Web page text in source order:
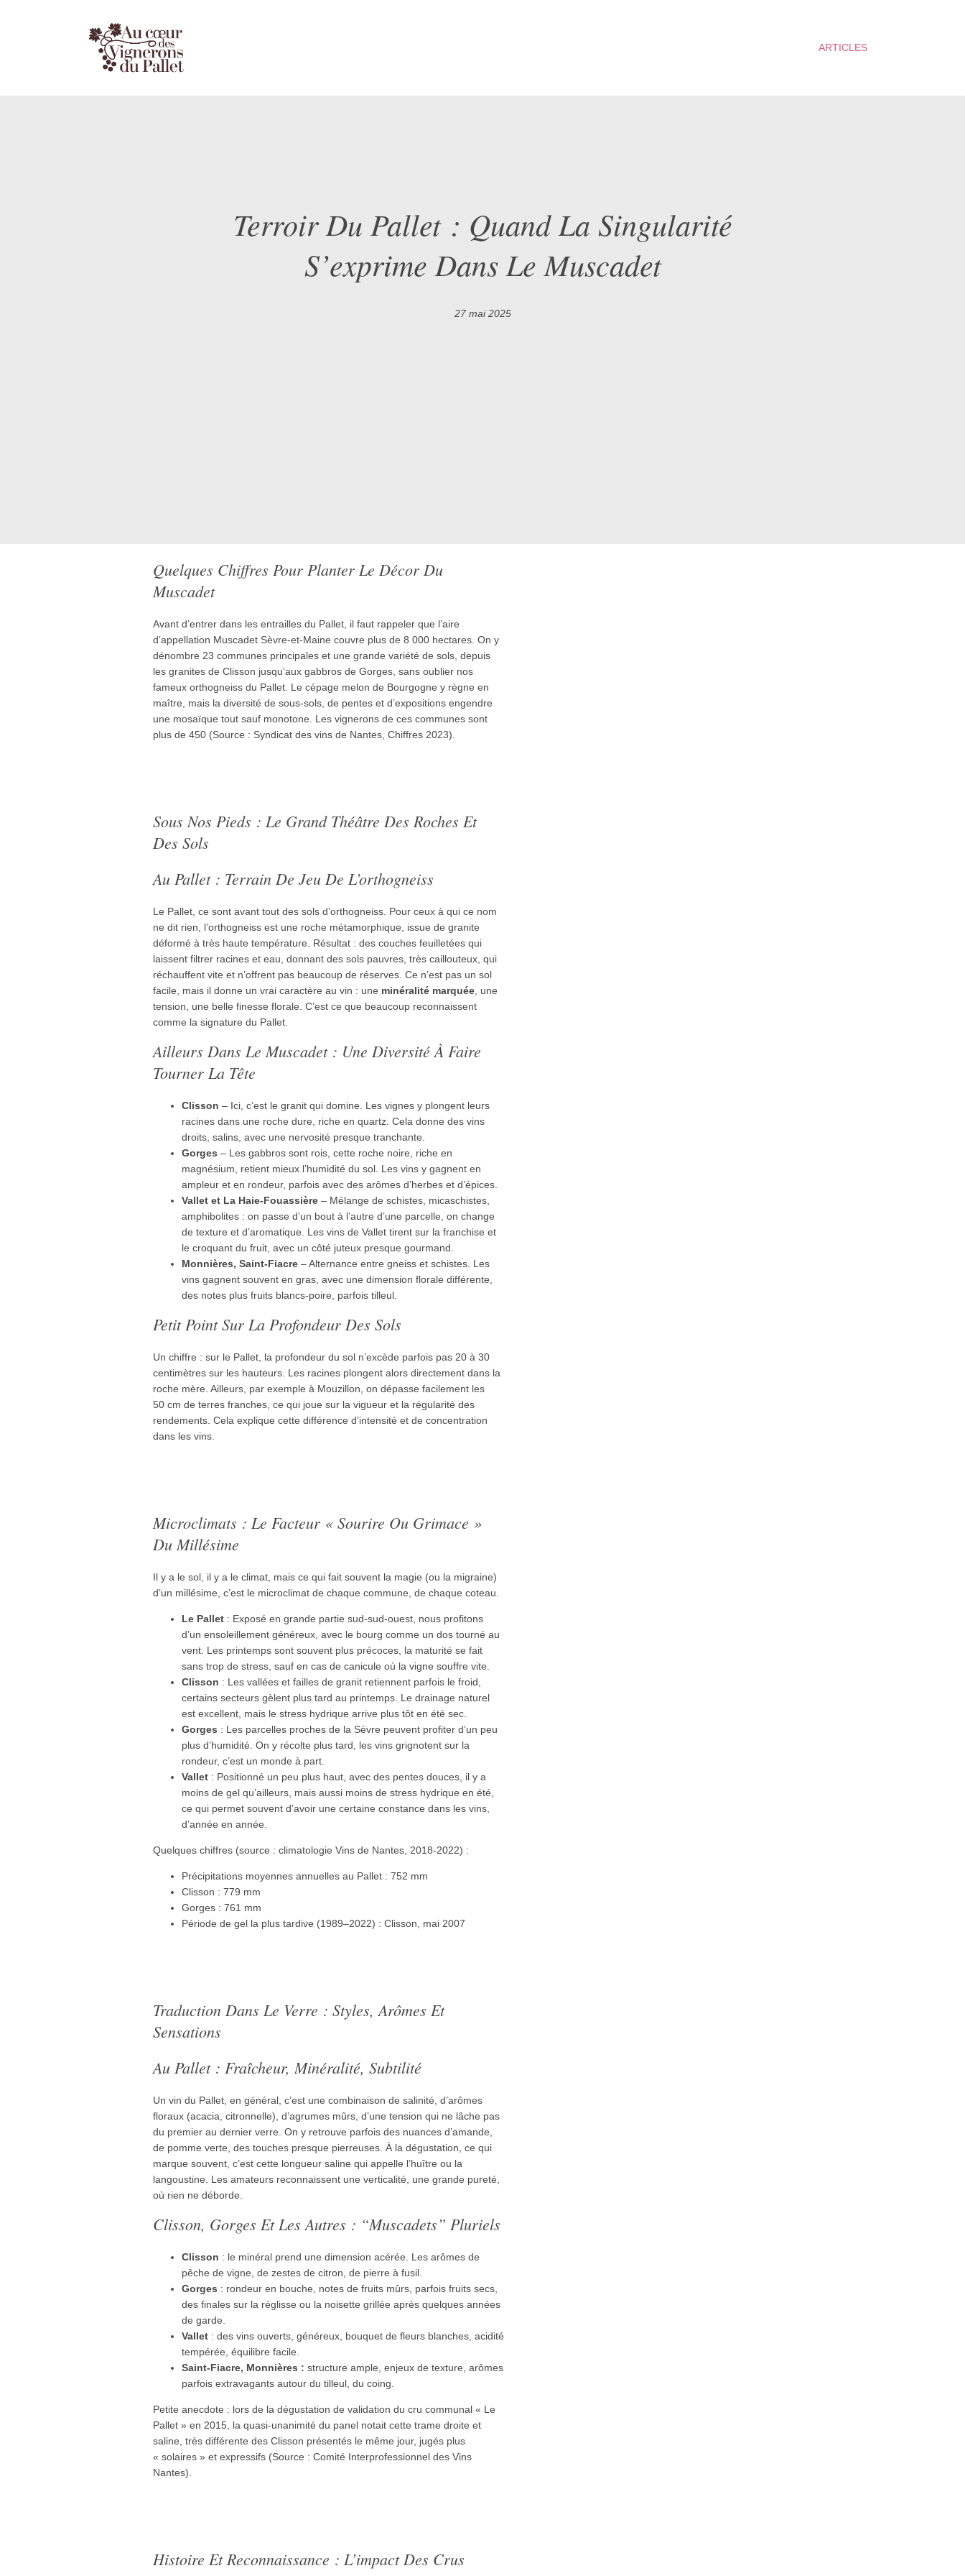
ARTICLES
Terroir Du Pallet : Quand La Singularité
S’exprime Dans Le Muscadet
27 mai 2025
Quelques Chiffres Pour Planter Le Décor Du
Muscadet
Avant d’entrer dans les entrailles du Pallet, il faut rappeler que l’aire
d’appellation Muscadet Sèvre-et-Maine couvre plus de 8 000 hectares. On y
dénombre 23 communes principales et une grande variété de sols, depuis
les granites de Clisson jusqu’aux gabbros de Gorges, sans oublier nos
fameux orthogneiss du Pallet. Le cépage melon de Bourgogne y règne en
maître, mais la diversité de sous-sols, de pentes et d’expositions engendre
une mosaïque tout sauf monotone. Les vignerons de ces communes sont
plus de 450 (Source : Syndicat des vins de Nantes, Chiffres 2023).
Sous Nos Pieds : Le Grand Théâtre Des Roches Et
Des Sols
Au Pallet : Terrain De Jeu De L’orthogneiss
Le Pallet, ce sont avant tout des sols d’orthogneiss. Pour ceux à qui ce nom
ne dit rien, l’orthogneiss est une roche métamorphique, issue de granite
déformé à très haute température. Résultat : des couches feuilletées qui
laissent filtrer racines et eau, donnant des sols pauvres, très caillouteux, qui
réchauffent vite et n’offrent pas beaucoup de réserves. Ce n’est pas un sol
facile, mais il donne un vrai caractère au vin : une minéralité marquée , une
tension, une belle finesse florale. C’est ce que beaucoup reconnaissent
comme la signature du Pallet.
Ailleurs Dans Le Muscadet : Une Diversité À Faire
Tourner La Tête
Clisson – Ici, c’est le granit qui domine. Les vignes y plongent leurs
racines dans une roche dure, riche en quartz. Cela donne des vins
droits, salins, avec une nervosité presque tranchante.
Gorges – Les gabbros sont rois, cette roche noire, riche en
magnésium, retient mieux l’humidité du sol. Les vins y gagnent en
ampleur et en rondeur, parfois avec des arômes d’herbes et d’épices.
Vallet et La Haie-Fouassière – Mélange de schistes, micaschistes,
amphibolites : on passe d’un bout à l’autre d’une parcelle, on change
de texture et d’aromatique. Les vins de Vallet tirent sur la franchise et
le croquant du fruit, avec un côté juteux presque gourmand.
Monnières, Saint-Fiacre – Alternance entre gneiss et schistes. Les
vins gagnent souvent en gras, avec une dimension florale différente,
des notes plus fruits blancs-poire, parfois tilleul.
Petit Point Sur La Profondeur Des Sols
Un chiffre : sur le Pallet, la profondeur du sol n’excède parfois pas 20 à 30
centimètres sur les hauteurs. Les racines plongent alors directement dans la
roche mère. Ailleurs, par exemple à Mouzillon, on dépasse facilement les
50 cm de terres franches, ce qui joue sur la vigueur et la régularité des
rendements. Cela explique cette différence d’intensité et de concentration
dans les vins.
Microclimats : Le Facteur « Sourire Ou Grimace »
Du Millésime
Il y a le sol, il y a le climat, mais ce qui fait souvent la magie (ou la migraine)
d’un millésime, c’est le microclimat de chaque commune, de chaque coteau.
Le Pallet : Exposé en grande partie sud-sud-ouest, nous profitons
d’un ensoleillement généreux, avec le bourg comme un dos tourné au
vent. Les printemps sont souvent plus précoces, la maturité se fait
sans trop de stress, sauf en cas de canicule où la vigne souffre vite.
Clisson : Les vallées et failles de granit retiennent parfois le froid,
certains secteurs gèlent plus tard au printemps. Le drainage naturel
est excellent, mais le stress hydrique arrive plus tôt en été sec.
Gorges : Les parcelles proches de la Sèvre peuvent profiter d’un peu
plus d’humidité. On y récolte plus tard, les vins grignotent sur la
rondeur, c’est un monde à part.
Vallet : Positionné un peu plus haut, avec des pentes douces, il y a
moins de gel qu’ailleurs, mais aussi moins de stress hydrique en été,
ce qui permet souvent d’avoir une certaine constance dans les vins,
d’année en année.
Quelques chiffres (source : climatologie Vins de Nantes, 2018-2022) :
Précipitations moyennes annuelles au Pallet : 752 mm
Clisson : 779 mm
Gorges : 761 mm
Période de gel la plus tardive (1989–2022) : Clisson, mai 2007
Traduction Dans Le Verre : Styles, Arômes Et
Sensations
Au Pallet : Fraîcheur, Minéralité, Subtilité
Un vin du Pallet, en général, c’est une combinaison de salinité, d’arômes
floraux (acacia, citronnelle), d’agrumes mûrs, d’une tension qui ne lâche pas
du premier au dernier verre. On y retrouve parfois des nuances d’amande,
de pomme verte, des touches presque pierreuses. À la dégustation, ce qui
marque souvent, c’est cette longueur saline qui appelle l’huître ou la
langoustine. Les amateurs reconnaissent une verticalité, une grande pureté,
où rien ne déborde.
Clisson, Gorges Et Les Autres : “muscadets” Pluriels
Clisson : le minéral prend une dimension acérée. Les arômes de
pêche de vigne, de zestes de citron, de pierre à fusil.
Gorges : rondeur en bouche, notes de fruits mûrs, parfois fruits secs,
des finales sur la réglisse ou la noisette grillée après quelques années
de garde.
Vallet : des vins ouverts, généreux, bouquet de fleurs blanches, acidité
tempérée, équilibre facile.
Saint-Fiacre, Monnières : structure ample, enjeux de texture, arômes
parfois extravagants autour du tilleul, du coing.
Petite anecdote : lors de la dégustation de validation du cru communal « Le
Pallet » en 2015, la quasi-unanimité du panel notait cette trame droite et
saline, très différente des Clisson présentés le même jour, jugés plus
« solaires » et expressifs (Source : Comité Interprofessionnel des Vins
Nantes).
Histoire Et Reconnaissance : L’impact Des Crus